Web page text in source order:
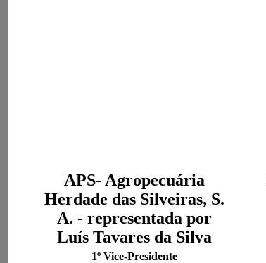
APS- Agropecuária
Herdade das Silveiras, S.
A. - representada por
Luís Tavares da Silva
1º Vice-Presidente